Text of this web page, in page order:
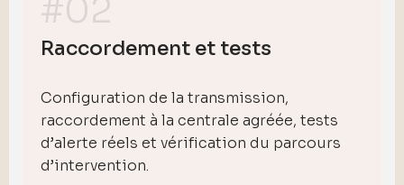
Raccordement et tests
Configuration de la transmission,
raccordement à la centrale agréée, tests
d’alerte réels et vérification du parcours
d’intervention.
#02